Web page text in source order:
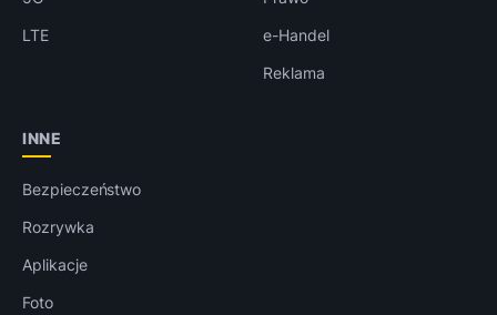
LTE
e-Handel
Reklama
INNE
Bezpieczeństwo
Rozrywka
Aplikacje
Foto